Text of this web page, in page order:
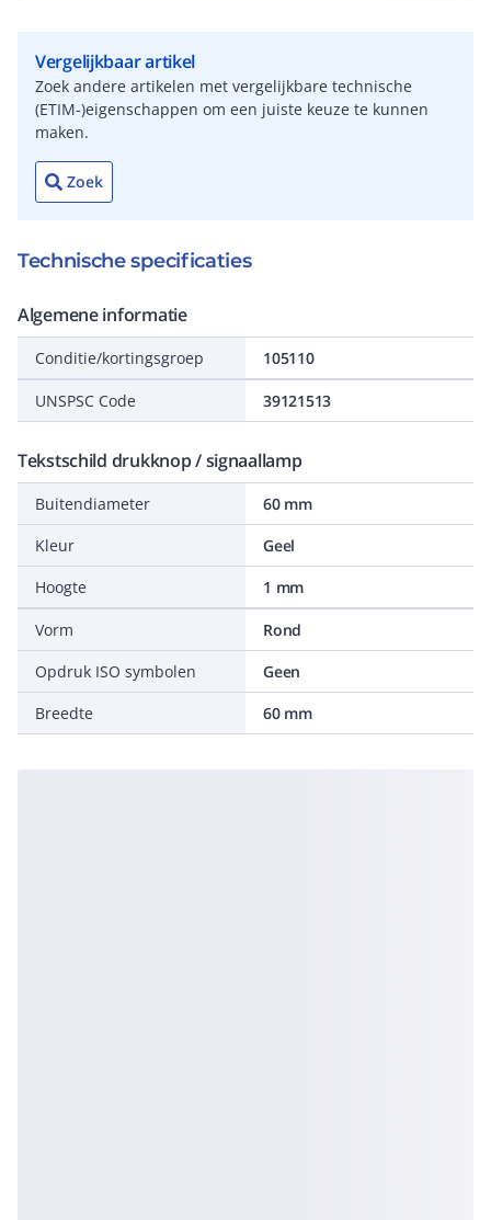
Vergelijkbaar artikel
Zoek andere artikelen met vergelijkbare technische
(ETIM-)eigenschappen om een juiste keuze te kunnen
maken.
Zoek
Technische specificaties
Algemene informatie
Conditie/kortingsgroep 105110
UNSPSC Code 39121513
Tekstschild drukknop / signaallamp
Buitendiameter
60 mm
Kleur
Geel
Hoogte
1 mm
Vorm
Rond
Opdruk ISO symbolen
Geen
Breedte
60 mm